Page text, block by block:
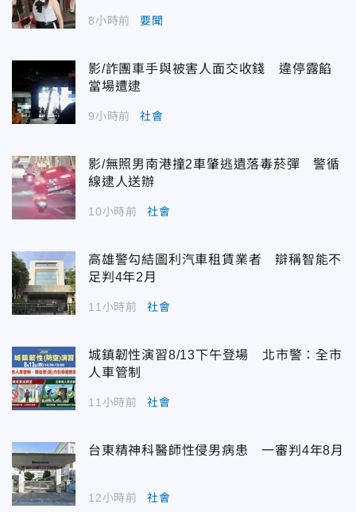
8小時前 要聞
影/詐團車手與被害人面交收錢 違停露餡
當場遭逮
9小時前 社會
影/無照男南港撞2車肇逃遺落毒菸彈 警循
線逮人送辦
10小時前 社會
高雄警勾結圖利汽車租賃業者 辯稱智能不
足判4年2月
11小時前 社會
城鎮韌性演習8/13下午登場 北市警：全市
人車管制
11小時前 社會
台東精神科醫師性侵男病患 一審判4年8月
12小時前 社會